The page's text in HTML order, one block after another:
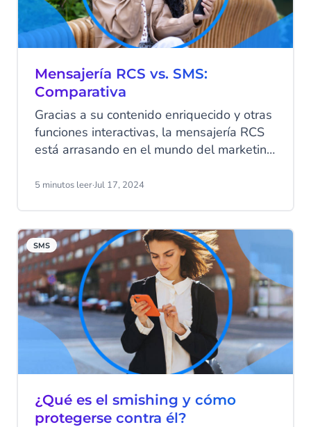
Mensajería RCS vs. SMS:
Comparativa
Gracias a su contenido enriquecido y otras
funciones interactivas, la mensajería RCS
está arrasando en el mundo del marketing
RCS y SMS? Hoy compararemos RCS y
5 minutos leer·Jul 17, 2024
SMS
¿Qué es el smishing y cómo
protegerse contra él?